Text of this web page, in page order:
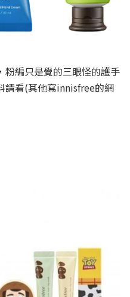
編只是覺的三眼怪的護手
請看(其他寫innisfree的網